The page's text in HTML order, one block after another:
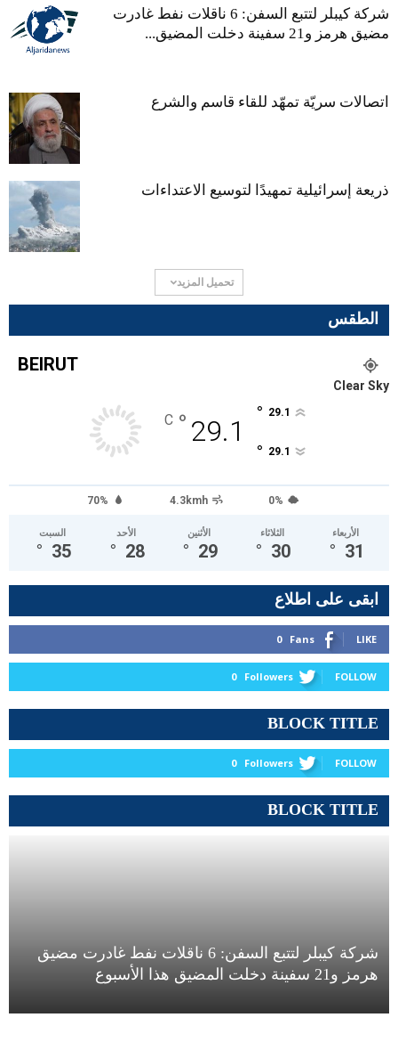
شركة كيبلر لتتبع السفن: 6 ناقلات نفط غادرت
مضيق هرمز و21 سفينة دخلت المضيق...
اتصالات سريّة تمهّد للقاء قاسم والشرع
ذريعة إسرائيلية تمهيدًا لتوسيع الاعتداءات
تحميل المزيد
الطقس
BEIRUT
Clear Sky
29.1
°
C 29.1
°
29.1
°
70% 4.3kmh 0%
السبت
35
°
الأحد
28
°
الأثنين
29
°
الثلاثاء
30
°
الأربعاء
31
°
ابقى على اطلاع
0 Fans LIKE
0 Followers FOLLOW
BLOCK TITLE
0 Followers FOLLOW
BLOCK TITLE
شركة كيبلر لتتبع السفن: 6 ناقلات نفط غادرت مضيق
هرمز و21 سفينة دخلت المضيق هذا الأسبوع